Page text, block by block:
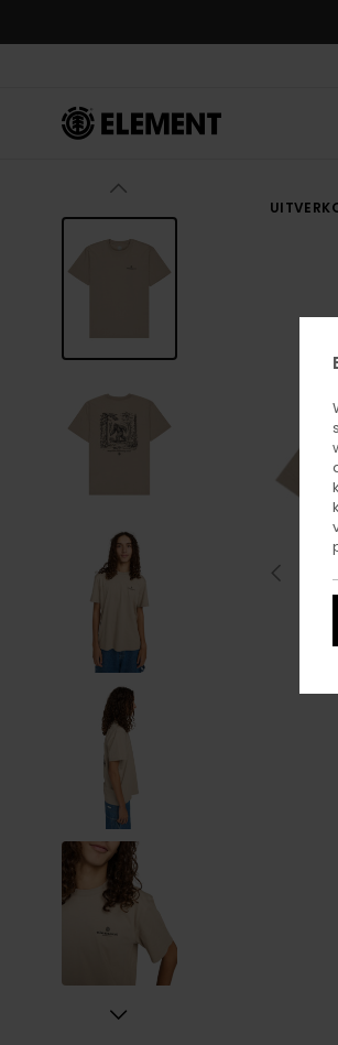
Productinformatie